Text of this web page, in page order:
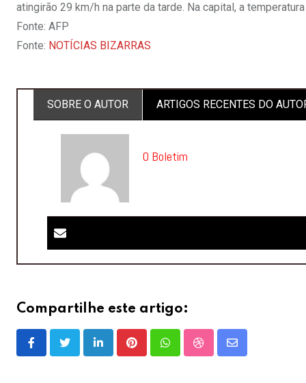
atingirão 29 km/h na parte da tarde. Na capital, a
Fonte: AFP
Fonte: NOTÍCIAS BIZARRAS
SOBRE O AUTOR
ARTIGOS RECENTES DO
O Boletim
Compartilhe este artigo:
LinkedInPinterestWhatsappStumbleUpon
Share